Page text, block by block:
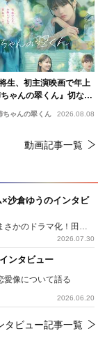
生、初主演映画で年上
ゃんの翠くん』切ない
感
ちゃんの翠くん 2026.08.08
動画記事一覧
×沙倉ゆうのインタビ
『侍タイムスリッパー』ファンに贈る、まさかのドラマ化！田村ツトム×沙倉ゆうのが語る『心配無用ノ介』撮影秘話
2026.07.30
ンタビュー
像について語る
2026.06.20
タビュー記事一覧